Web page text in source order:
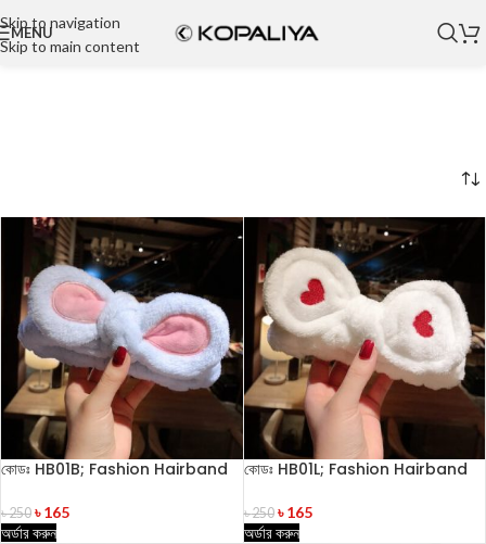
Skip to navigation
Skip to main content
MENU
কোডঃ HB01B; Fashion Hairband
৳250 ৳165
অর্ডার করুন
কোডঃ HB01L; Fashion Hairband
৳250 ৳165
অর্ডার করুন